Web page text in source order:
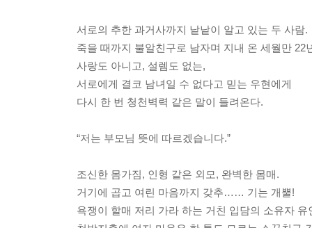
서로의 추한 과거사까지 낱낱이 알고 있는 두 사람.
죽을 때까지 불알친구로 남자며 지내 온 세월만 22
사랑도 아니고, 설렘도 없는,
서로에게 결코 남녀일 수 없다고 믿는 우현에게
다시 한 번 청천벽력 같은 말이 들려온다.
“저는 부모님 뜻에 따르겠습니다.”
조신한 몸가짐, 인형 같은 외모, 완벽한 몸매.
거기에 곱고 여린 마음까지 갖추…… 기는 개뿔!
욕쟁이 할매 저리 가라 하는 거친 입담의 소유자 유